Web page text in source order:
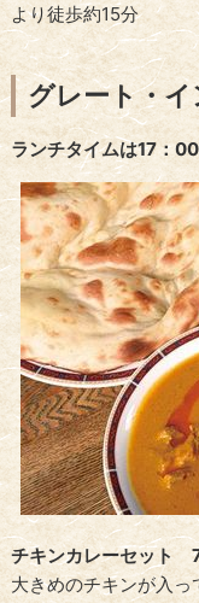
より徒歩約15分
グレート・
ランチタイムは17：
チキンカレーセット
大きめのチキンが入